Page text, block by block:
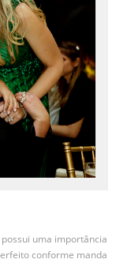
uma importância
conforme manda